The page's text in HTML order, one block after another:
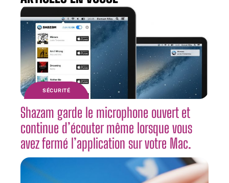
SÉCURITÉ
Shazam garde le microphone ouvert et
continue d’écouter même lorsque vous
avez fermé l’application sur votre Mac.